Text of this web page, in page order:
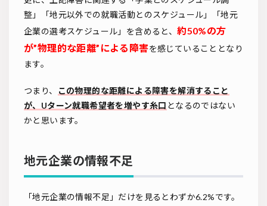
整」「地元以外での就職活動とのスケジュール」「地元
企業の選考スケジュール」を含めると、約50%の方
が”物理的な距離”による障害を感じていることとなり
ます。
つまり、
この物理的な距離による障害を解消すること
が、Uターン就職希望者を増やす糸口 となるのではない
かと思います。
地元企業の情報不足
「地元企業の情報不足」だけを見るとわずか6.2%です。